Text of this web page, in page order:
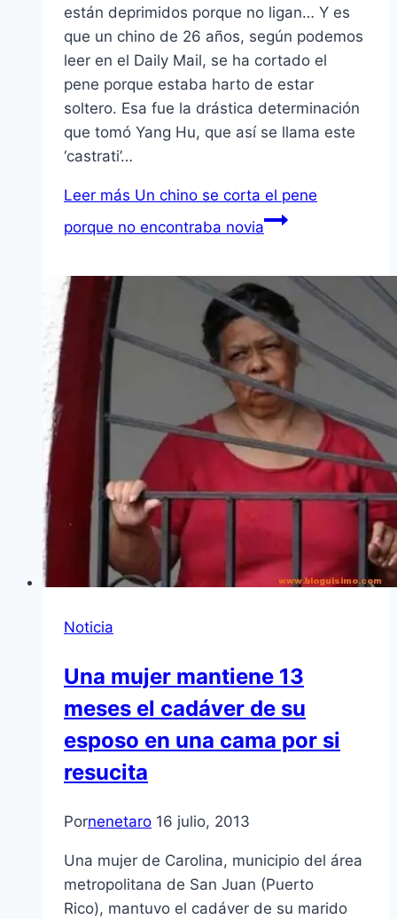
están deprimidos porque no ligan… Y es
que un chino de 26 años, según podemos
leer en el Daily Mail, se ha cortado el
pene porque estaba harto de estar
soltero. Esa fue la drástica determinación
que tomó Yang Hu, que así se llama este
‘castrati’…
Leer más Un chino se corta el pene
porque no encontraba novia
Noticia
Una mujer mantiene 13
meses el cadáver de su
esposo en una cama por si
resucita
Pornenetaro 16 julio, 2013
Una mujer de Carolina, municipio del área
metropolitana de San Juan (Puerto
Rico), mantuvo el cadáver de su marido